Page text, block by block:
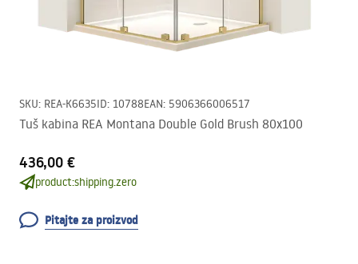
SKU: REA-K6635ID: 10788EAN: 5906366006517
Tuš kabina REA Montana Double Gold Brush 80x100
436,00 €
product:shipping.zero
Pitajte za proizvod